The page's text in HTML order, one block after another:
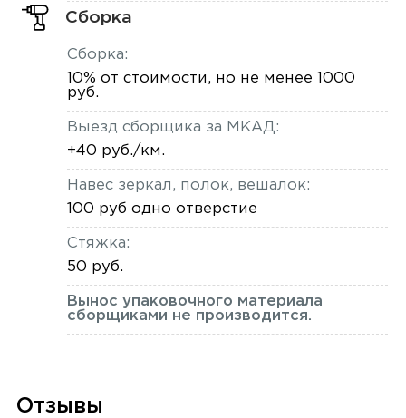
Сборка
Сборка:
10% от стоимости, но не менее 1000
руб.
Выезд сборщика за МКАД:
+40 руб./км.
Навес зеркал, полок, вешалок:
100 руб одно отверстие
Стяжка:
50 руб.
Вынос упаковочного материала
сборщиками не производится.
Отзывы